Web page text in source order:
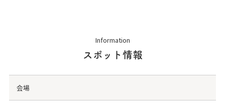
Information
スポット情報
会場